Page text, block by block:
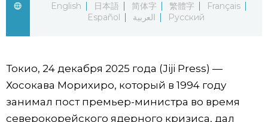
Люди
Блог
Популярные статьи
Японский язык official SNS
English
日本語 简体字 繁體字
Français
Español
العربية Русский
Токио, 24 декабря 2025 года (Jiji Press) —
Хосокава Морихиро, который в 1994 году
занимал пост премьер-министра во время
северокорейского ядерного кризиса, дал